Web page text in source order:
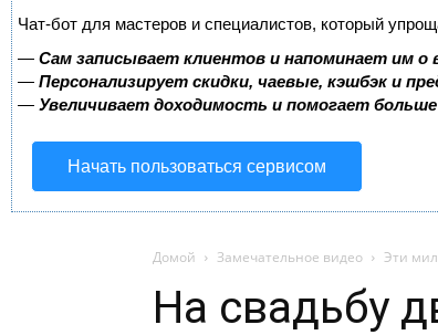
Чат-бот для мастеров и специалистов, который
— Сам записывает клиентов и напоминает им о
— Персонализирует скидки, чаевые, кэшбэк и
— Увеличивает доходимость и помогает
Начать пользоваться сервисом
Домой Замечательное видео Эти
На свадьбу